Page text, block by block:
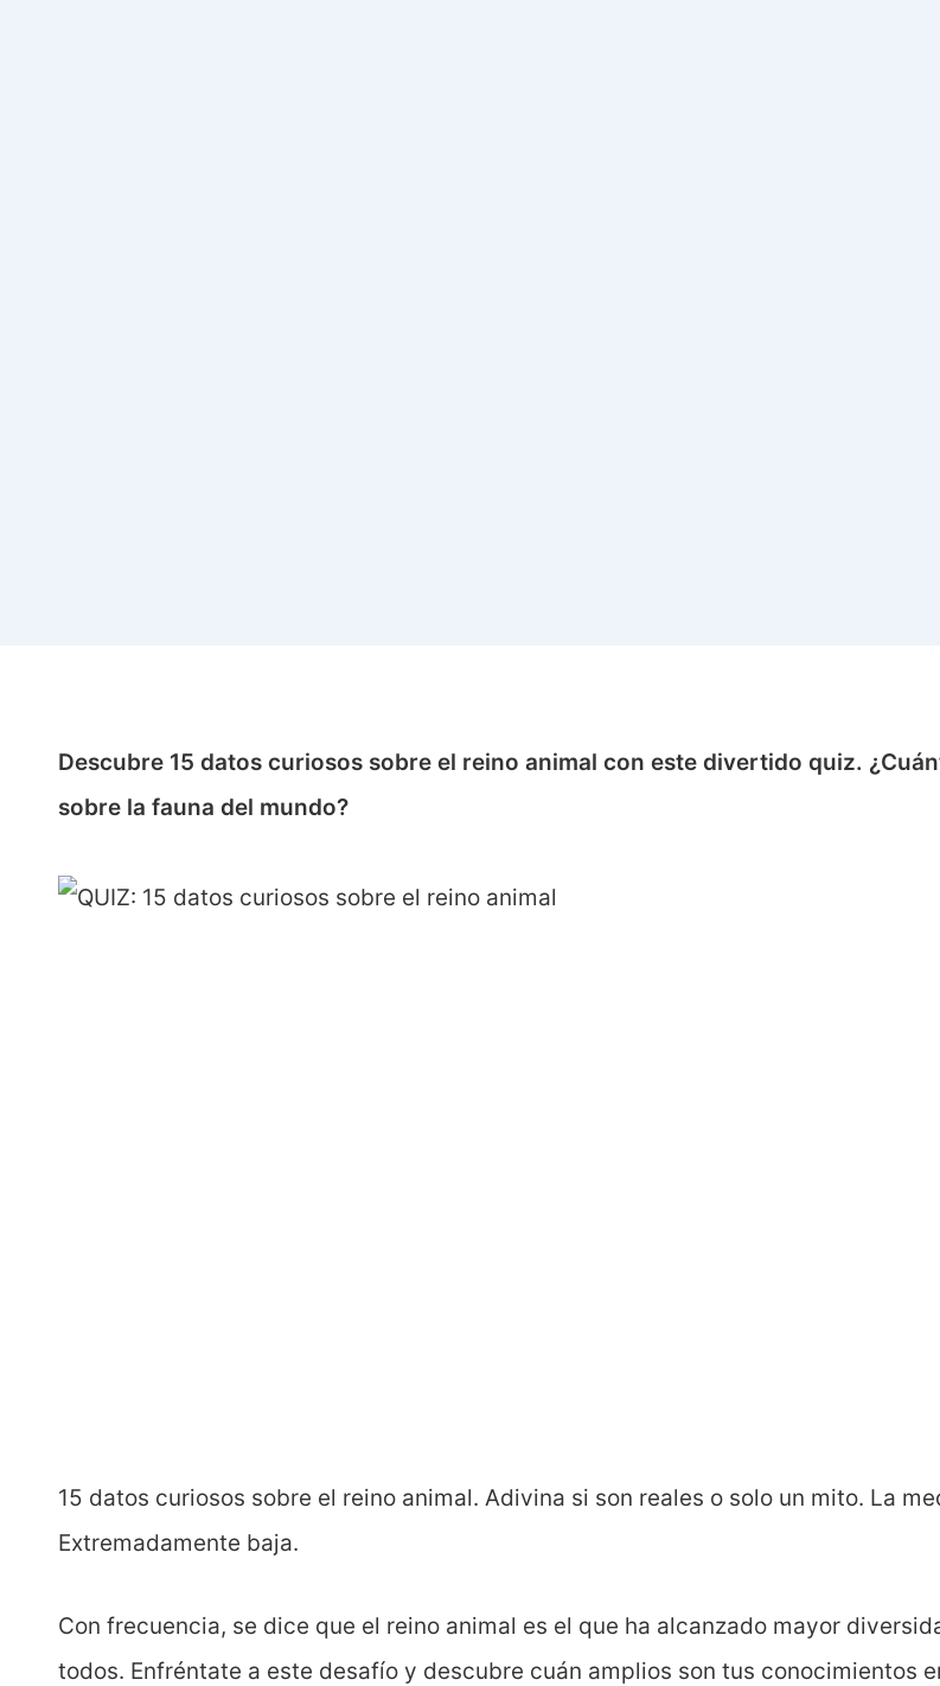
Descubre 15 datos curiosos sobre el reino animal con este divertido quiz.
sobre la fauna del mundo?
15 datos curiosos sobre el reino animal. Adivina si son reales o solo un mito. La
Extremadamente baja.
Con frecuencia, se dice que el reino animal es el que ha alcanzado mayor
todos. Enfréntate a este desafío y descubre cuán amplios son tus conocimientos